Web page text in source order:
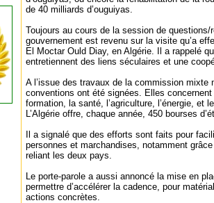
de 40 milliards d’ouguiyas.
Toujours au cours de la session de questions/
gouvernement est revenu sur la visite qu’a
El Moctar Ould Diay, en Algérie. Il a rappelé
entretiennent des liens séculaires et une
A l’issue des travaux de la commission mixte
conventions ont été signées. Elles
formation, la santé, l’agriculture, l’énergie, et
L’Algérie offre, chaque année, 450 bourses
Il a signalé que des efforts sont faits pour
personnes et marchandises, notamment
reliant les deux pays.
Le porte-parole a aussi annoncé la mise en
permettre d’accélérer la cadence, pour
actions concrètes.